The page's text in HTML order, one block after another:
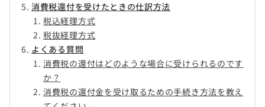
消費税還付を受けたときの仕訳方法
税込経理方式
税抜経理方式
よくある質問
消費税の還付はどのような場合に受けられるのです
か？
消費税の還付金を受け取るための手続き方法を教え